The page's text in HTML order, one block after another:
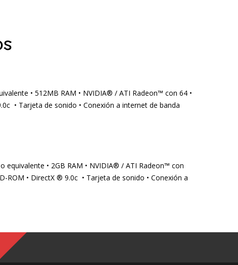
• 512MB RAM • NVIDIA® / ATI Radeon™ con 64 •
• Tarjeta de sonido • Conexión a internet de banda
equivalente • 2GB RAM • NVIDIA® / ATI Radeon™ con
ROM • DirectX ® 9.0c • Tarjeta de sonido • Conexión a